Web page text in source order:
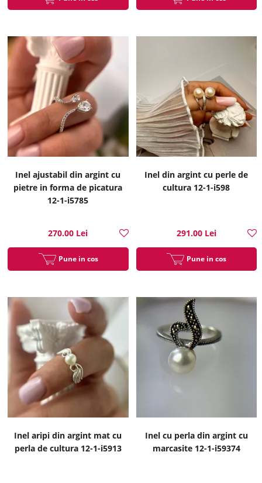
Inel ajustabil din argint cu
pietre in forma de picatura
12-1-i5785
270.00 Lei
Pune in cos
Inel din argint cu perle de
cultura 12-1-i598
291.00 Lei
Pune in cos
Inel aripi din argint mat cu
perla de cultura 12-1-i5913
Inel cu perla din argint cu
marcasite 12-1-i59374